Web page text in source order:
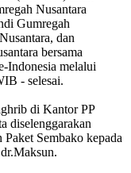
Nusantara
Gumregah
dan
bersama
Indonesia melalui
- selesai.
di Kantor PP
diselenggarakan
Sembako kepada